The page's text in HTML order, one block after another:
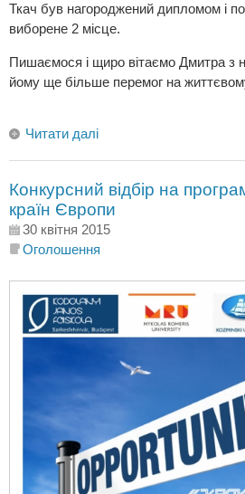
Ткач був нагороджений дипломом і
виборене 2 місце.
Пишаємося і щиро вітаємо Дмитра з
йому ще більше перемог на
Читати далі
Конкурсний відбір на
країн Європи
30 квітня 2015
Оголошення